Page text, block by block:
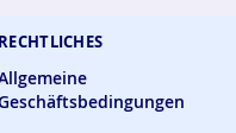
RECHTLICHES